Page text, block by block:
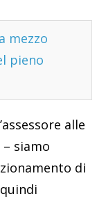
mezzo
pieno
alle
siamo
di